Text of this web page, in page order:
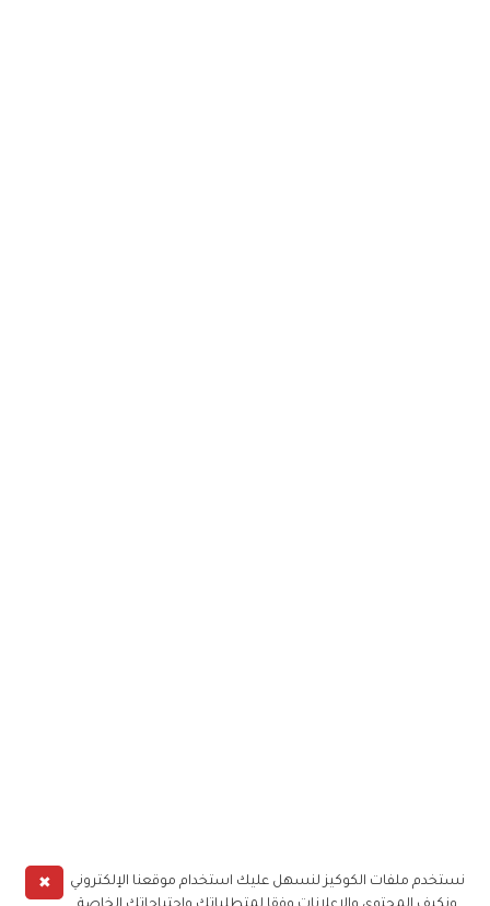
✖
نستخدم ملفات الكوكيز لنسهل عليك استخدام موقعنا الإلكتروني